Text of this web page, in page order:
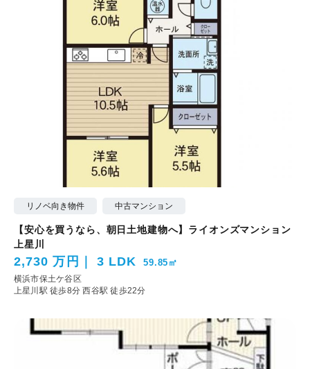
リノベ向き物件 中古マンション
【安心を買うなら、朝日土地建物へ】ライオンズマンション
上星川
2,730 万円 3 LDK 59.85㎡
横浜市保土ケ谷区
上星川駅 徒歩8分西谷駅 徒歩22分